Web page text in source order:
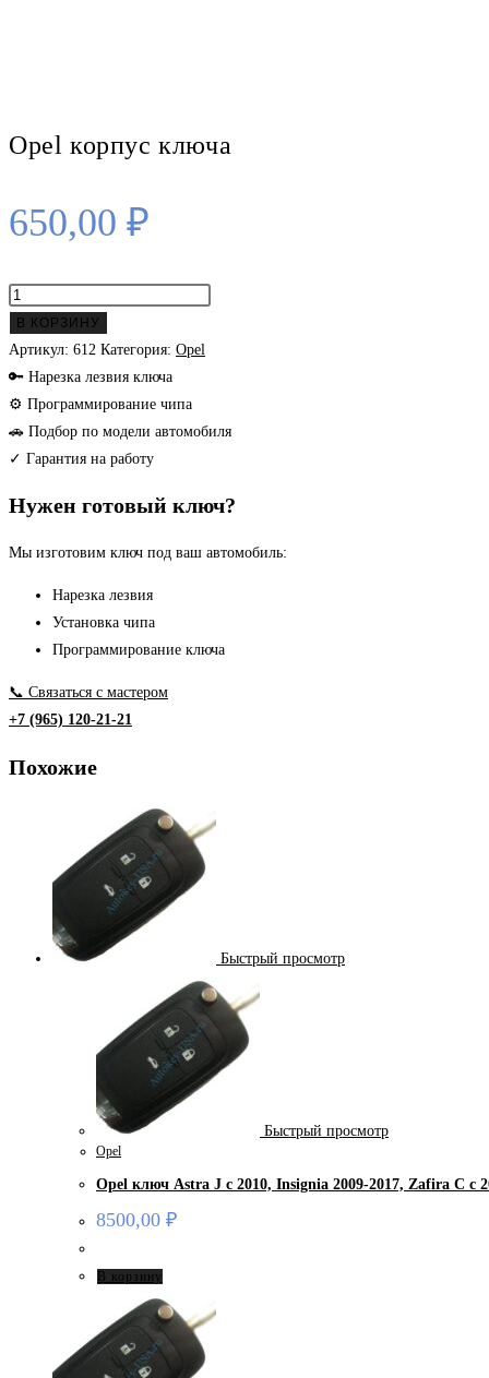
Opel корпус ключа
650,00 ₽
Количество
товара
Opel
корпус
ключа
В КОРЗИНУ
Артикул: 612 Категория: Opel
🔑 Нарезка лезвия ключа
⚙ Программирование чипа
🚗 Подбор по модели автомобиля
✓ Гарантия на работу
Нужен готовый ключ?
Мы изготовим ключ под ваш автомобиль:
Нарезка лезвия
Установка чипа
Программирование ключа
📞 Связаться с мастером
+7 (965) 120-21-21
Похожие
Быстрый просмотр
Быстрый просмотр
Opel
Opel ключ Astra J с 2010, Insignia 2009-2017, Zafira С c
8500,00 ₽
В корзину